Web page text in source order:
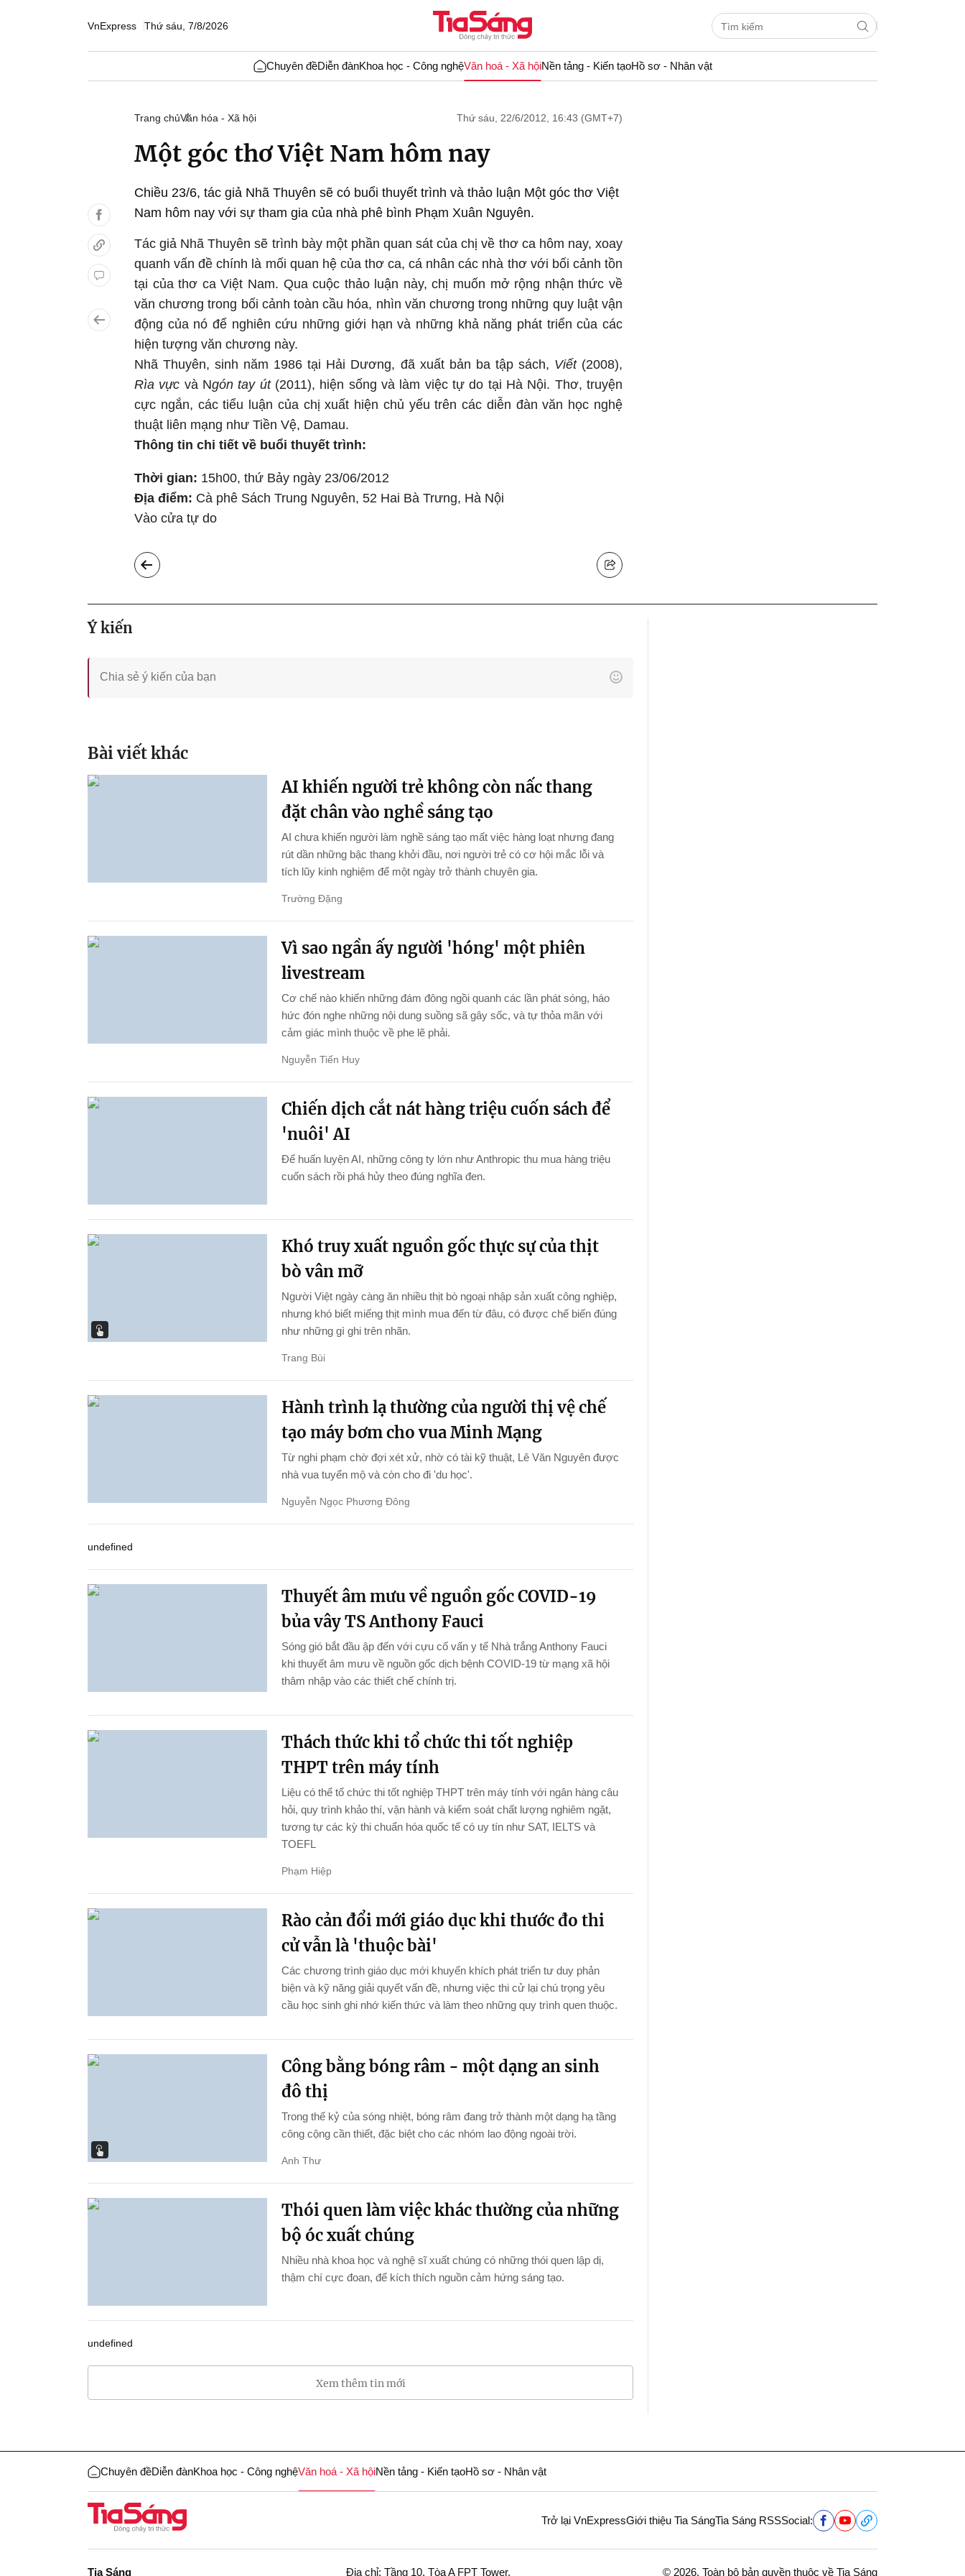
VnExpress Thứ sáu, 7/8/2026
Chuyên đềDiễn đànKhoa học - Công nghệVăn hoá - Xã hộiNền tảng - Kiến tạoHồ sơ - Nhân vật
Trang chủVăn hóa - Xã hội Thứ sáu, 22/6/2012, 16:43 (GMT+7)
Một góc thơ Việt Nam hôm nay
Chiều 23/6, tác giả Nhã Thuyên sẽ có buổi thuyết trình và thảo luận Một góc thơ Việt
Nam hôm nay với sự tham gia của nhà phê bình Phạm Xuân Nguyên.
Tác giả Nhã Thuyên sẽ trình bày một phần quan sát của chị về thơ ca hôm nay, xoay
quanh vấn đề chính là mối quan hệ của thơ ca, cá nhân các nhà thơ với bối cảnh tồn
tại của thơ ca Việt Nam. Qua cuộc thảo luận này, chị muốn mở rộng nhận thức về
văn chương trong bối cảnh toàn cầu hóa, nhìn văn chương trong những quy luật vận
động của nó để nghiên cứu những giới hạn và những khả năng phát triển của các
hiện tượng văn chương này.
Nhã Thuyên, sinh năm 1986 tại Hải Dương, đã xuất bản ba tập sách, Viết(2008),
Rìa vực và Ngón tay út(2011), hiện sống và làm việc tự do tại Hà Nội. Thơ, truyện
cực ngắn, các tiểu luận của chị xuất hiện chủ yếu trên các diễn đàn văn học nghệ
thuật liên mạng như Tiền Vệ, Damau.
Thông tin chi tiết về buổi thuyết trình:
Thời gian: 15h00, thứ Bảy ngày 23/06/2012
Địa điểm: Cà phê Sách Trung Nguyên, 52 Hai Bà Trưng, Hà Nội
Vào cửa tự do
Ý kiến
Bài viết khác
AI khiến người trẻ không còn nấc thang
đặt chân vào nghề sáng tạo
AI chưa khiến người làm nghề sáng tạo mất việc hàng loạt nhưng đang
rút dần những bậc thang khởi đầu, nơi người trẻ có cơ hội mắc lỗi và
tích lũy kinh nghiệm để một ngày trở thành chuyên gia.
Trường Đặng
Vì sao ngần ấy người 'hóng' một phiên
livestream
Cơ chế nào khiến những đám đông ngồi quanh các lần phát sóng, háo
hức đón nghe những nội dung suồng sã gây sốc, và tự thỏa mãn với
cảm giác mình thuộc về phe lẽ phải.
Nguyễn Tiến Huy
Chiến dịch cắt nát hàng triệu cuốn sách để
'nuôi' AI
Để huấn luyện AI, những công ty lớn như Anthropic thu mua hàng triệu
cuốn sách rồi phá hủy theo đúng nghĩa đen.
Khó truy xuất nguồn gốc thực sự của thịt
bò vân mỡ
Người Việt ngày càng ăn nhiều thịt bò ngoại nhập sản xuất công nghiệp,
nhưng khó biết miếng thịt mình mua đến từ đâu, có được chế biến đúng
như những gì ghi trên nhãn.
Trang Bùi
Hành trình lạ thường của người thị vệ chế
tạo máy bơm cho vua Minh Mạng
Từ nghi phạm chờ đợi xét xử, nhờ có tài kỹ thuật, Lê Văn Nguyên được
nhà vua tuyển mộ và còn cho đi 'du học'.
Nguyễn Ngọc Phương Đông
undefined
Thuyết âm mưu về nguồn gốc COVID-19
bủa vây TS Anthony Fauci
Sóng gió bắt đầu ập đến với cựu cố vấn y tế Nhà trắng Anthony Fauci
khi thuyết âm mưu về nguồn gốc dịch bệnh COVID-19 từ mạng xã hội
thâm nhập vào các thiết chế chính trị.
Thách thức khi tổ chức thi tốt nghiệp
THPT trên máy tính
Liệu có thể tổ chức thi tốt nghiệp THPT trên máy tính với ngân hàng câu
hỏi, quy trình khảo thí, vận hành và kiểm soát chất lượng nghiêm ngặt,
tương tự các kỳ thi chuẩn hóa quốc tế có uy tín như SAT, IELTS và
TOEFL
Phạm Hiệp
Rào cản đổi mới giáo dục khi thước đo thi
cử vẫn là 'thuộc bài'
Các chương trình giáo dục mới khuyến khích phát triển tư duy phản
biện và kỹ năng giải quyết vấn đề, nhưng việc thi cử lại chú trọng yêu
cầu học sinh ghi nhớ kiến thức và làm theo những quy trình quen thuộc.
Công bằng bóng râm - một dạng an sinh
đô thị
Trong thế kỷ của sóng nhiệt, bóng râm đang trở thành một dạng hạ tầng
công cộng cần thiết, đặc biệt cho các nhóm lao động ngoài trời.
Anh Thư
Thói quen làm việc khác thường của những
bộ óc xuất chúng
Nhiều nhà khoa học và nghệ sĩ xuất chúng có những thói quen lập dị,
thậm chí cực đoan, để kích thích nguồn cảm hứng sáng tạo.
undefined
Xem thêm tin mới
Chuyên đềDiễn đànKhoa học - Công nghệVăn hoá - Xã hộiNền tảng - Kiến tạoHồ sơ - Nhân vật
Trở lại VnExpressGiới thiệu Tia SángTia Sáng RSSSocial:
Tia Sáng Địa chỉ: Tầng 10, Tòa A FPT Tower, © 2026. Toàn bộ bản quyền thuộc về Tia Sáng